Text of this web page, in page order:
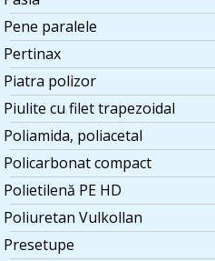
Pene paralele
Pertinax
Piatra polizor
Piulite cu filet trapezoidal
Poliamida, poliacetal
Policarbonat compact
Polietilenă PE HD
Poliuretan Vulkollan
Presetupe